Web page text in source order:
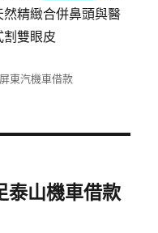
精緻合併鼻頭與醫
雙眼皮
分
屏東汽機車借款
泰山機車借款